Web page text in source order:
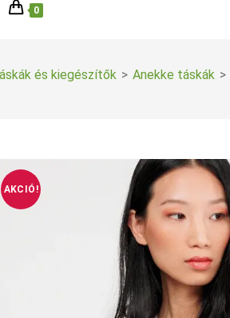
0
és kiegészítők > Anekke táskák >
AKCIÓ!